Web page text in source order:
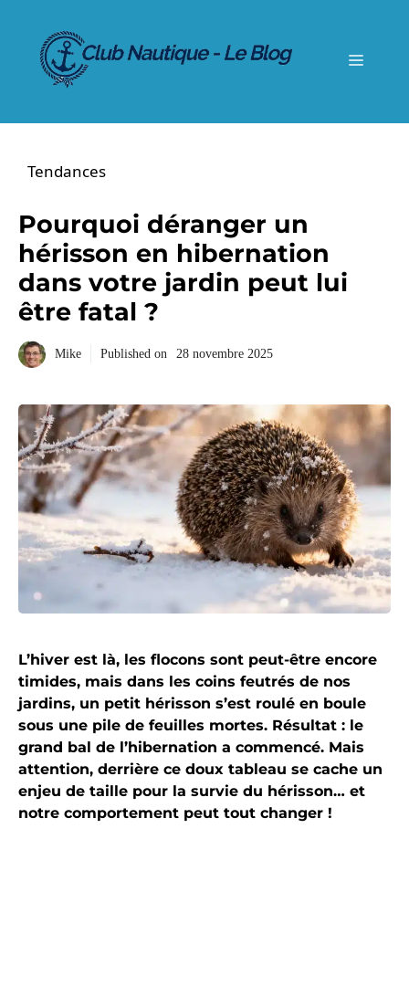
contenu
Menu
Tendances
Pourquoi déranger un
hérisson en hibernation
dans votre jardin peut lui
être fatal ?
Mike Published on 28 novembre 2025
L’hiver est là, les flocons sont peut-être encore
timides, mais dans les coins feutrés de nos
jardins, un petit hérisson s’est roulé en boule
sous une pile de feuilles mortes. Résultat : le
grand bal de l’hibernation a commencé. Mais
attention, derrière ce doux tableau se cache un
enjeu de taille pour la survie du hérisson… et
notre comportement peut tout changer !